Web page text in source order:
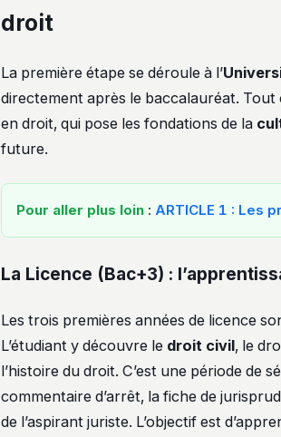
droit
La première étape se déroule à l’
directement après le baccalauréat. Tout
en droit, qui pose les fondations de la
future.
Pour aller plus loin : ARTICLE 1 : Les
La Licence (Bac+3) :
Les trois premières années de licence
L’étudiant y découvre le droit civil, le
l’histoire du droit. C’est une période de
commentaire d’arrêt, la fiche de
de l’aspirant juriste. L’objectif est